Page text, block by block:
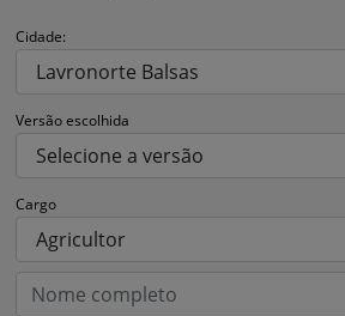
Cidade:
Versão escolhida
Cargo